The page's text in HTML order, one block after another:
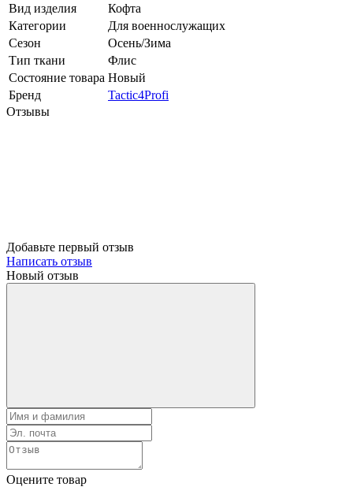
Вид изделия
Кофта
Категории
Для военнослужащих
Сезон
Осень/Зима
Тип ткани
Флис
Состояние товара Новый
Бренд
Tactic4Profi
Отзывы
Добавьте первый отзыв
Написать отзыв
Новый отзыв
Оцените товар